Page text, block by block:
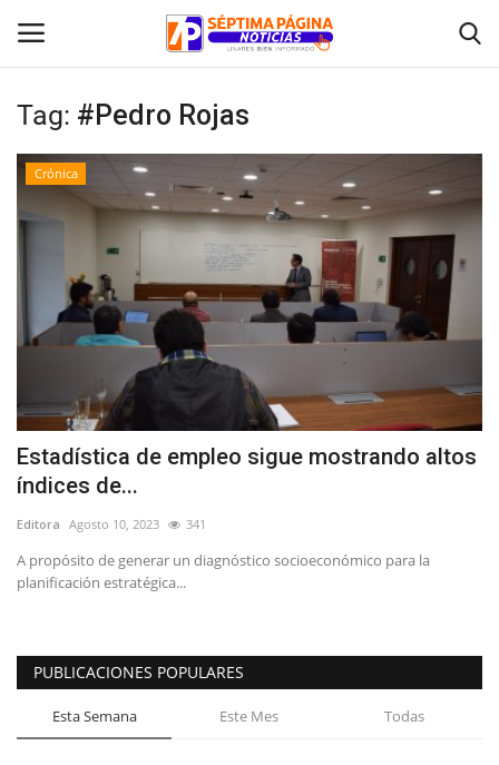
Inicio
Crónica
Tribunales
Política
Espectáculos
Tag: #Pedro Rojas
Crónica
Estadística de empleo sigue mostrando altos
índices de...
Editora Agosto 10, 2023 341
A propósito de generar un diagnóstico socioeconómico para la
planificación estratégica...
PUBLICACIONES POPULARES
Esta Semana Este Mes Todas